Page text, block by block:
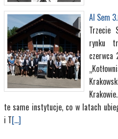
AI Sem
Trzecie
rynku
czerwca
te same instytucje, co w latach
i T[...]